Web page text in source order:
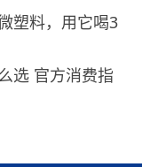
塑料，用它喝3
选 官方消费指